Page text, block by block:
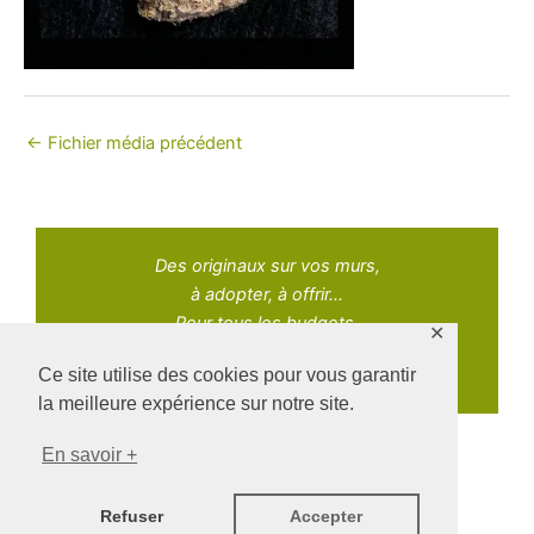
Ce site utilise des cookies pour vous garantir
la meilleure expérience sur notre site.
En savoir +
Refuser Accepter
✕
← Fichier média précédent
Des originaux sur vos murs,
à adopter, à offrir...
Pour tous les budgets.